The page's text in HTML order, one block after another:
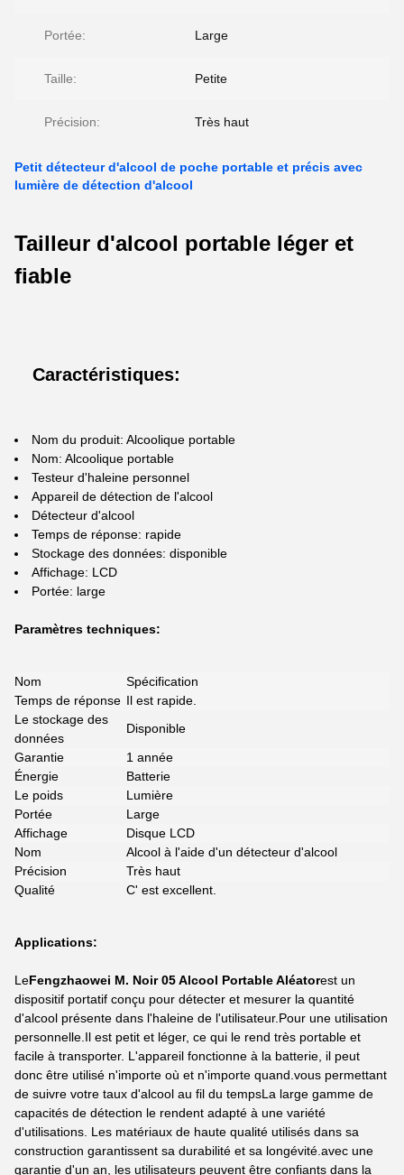
Portée: Large
Taille: Petite
Précision: Très haut
Petit détecteur d'alcool de poche portable et précis avec
lumière de détection d'alcool
Tailleur d'alcool portable léger et
fiable
Caractéristiques:
Nom du produit: Alcoolique portable
Nom: Alcoolique portable
Testeur d'haleine personnel
Appareil de détection de l'alcool
Détecteur d'alcool
Temps de réponse: rapide
Stockage des données: disponible
Affichage: LCD
Portée: large
Paramètres techniques:
Nom
Spécification
Temps de réponse Il est rapide.
Le stockage des
données
Disponible
Garantie
1 année
Énergie
Batterie
Le poids
Lumière
Portée
Large
Affichage
Disque LCD
Nom
Alcool à l'aide d'un détecteur d'alcool
Précision
Très haut
Qualité
C' est excellent.
Applications:
LeFengzhaowei M. Noir 05 Alcool Portable Aléatorest un
dispositif portatif conçu pour détecter et mesurer la quantité
d'alcool présente dans l'haleine de l'utilisateur.Pour une utilisation
personnelle.Il est petit et léger, ce qui le rend très portable et
facile à transporter. L'appareil fonctionne à la batterie, il peut
donc être utilisé n'importe où et n'importe quand.vous permettant
de suivre votre taux d'alcool au fil du tempsLa large gamme de
capacités de détection le rendent adapté à une variété
d'utilisations. Les matériaux de haute qualité utilisés dans sa
construction garantissent sa durabilité et sa longévité.avec une
garantie d'un an, les utilisateurs peuvent être confiants dans la